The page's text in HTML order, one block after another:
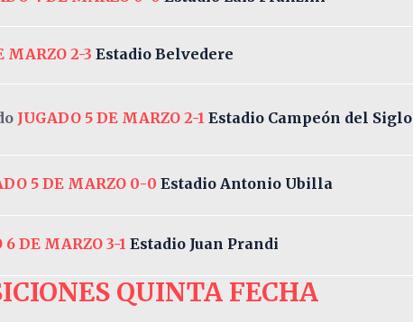
MARZO 2-3 Estadio Belvedere
JUGADO 5 DE MARZO 2-1 Estadio Campeón del Siglo
5 DE MARZO 0-0 Estadio Antonio Ubilla
6 DE MARZO 3-1 Estadio Juan Prandi
QUINTA FECHA